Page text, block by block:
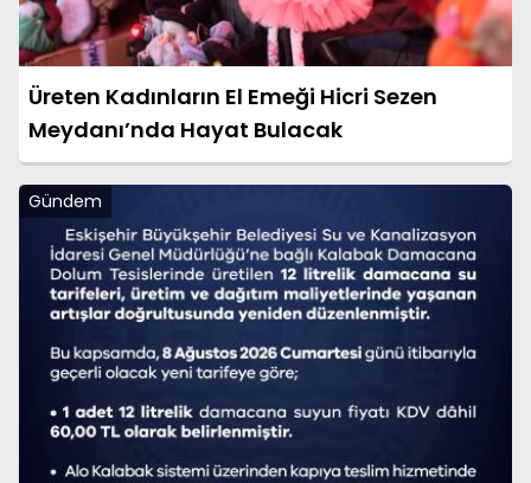
Üreten Kadınların El Emeği Hicri Sezen
Meydanı’nda Hayat Bulacak
Gündem